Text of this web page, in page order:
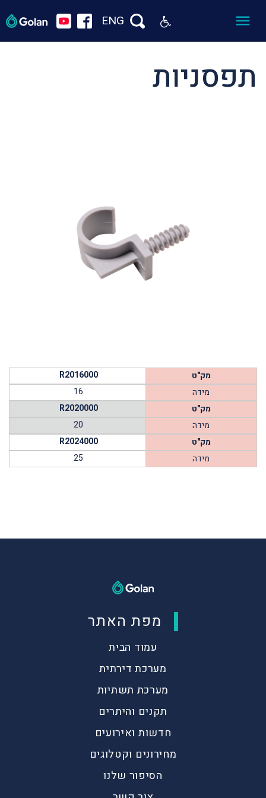
ENG
תפסניות
מק"ט
R2016000
מידה
16
מק"ט
R2020000
מידה
20
מק"ט
R2024000
מידה
25
מפת האתר
עמוד הבית
מערכת דירתית
מערכת תשתיות
תקנים והיתרים
חדשות ואירועים
מחירונים וקטלוגים
הסיפור שלנו